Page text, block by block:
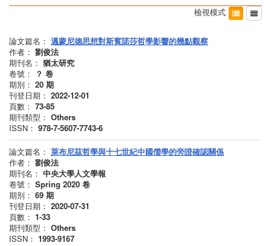
檢視模式
論文篇名： 邁蒙尼德思想對斯賓諾莎哲學影響的幾點觀察
作者： 劉俊法
期刊名： 猶太研究
卷號：
？ 卷
期別： 20 期
刊登日期： 2022-12-01
頁數： 73-85
期刊類型： Others
ISSN： 978-7-5607-7743-6
論文篇名： 萊布尼茲哲學與十七世紀中國儒學的旁證確認關係
作者： 劉俊法
期刊名： 中央大學人文學報
卷號： Spring 2020 卷
期別： 69 期
刊登日期： 2020-07-31
頁數： 1-33
期刊類型： Others
ISSN： 1993-9167